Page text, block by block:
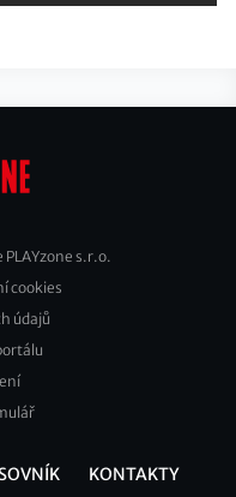
s.r.o.
cookies
údajů
KONTAKTY